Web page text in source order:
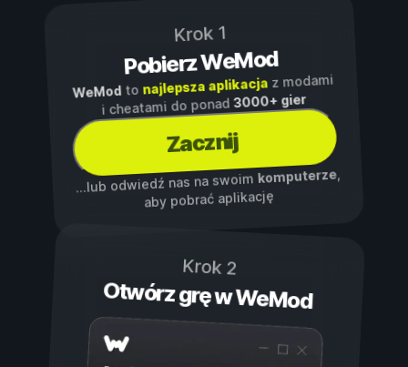
Krok 1
Pobierz WeMod
WeModto najlepsza aplikacjaz modami
i cheatami do ponad3000+ gier
Zacznij
...lub odwiedź nas na swoim komputerze,
aby pobrać aplikację
Krok 2
Otwórz grę w WeMod